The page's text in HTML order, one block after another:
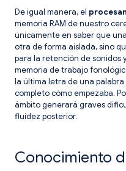
De igual manera, el
memoria RAM de nuestro
únicamente en saber que
otra de forma aislada, sino
para la retención de sonidos
memoria de trabajo
la última letra de una
completo cómo empezaba.
ámbito generará graves
fluidez posterior.
Conocimiento